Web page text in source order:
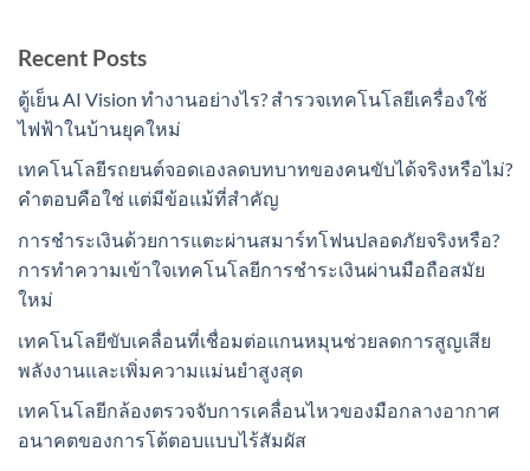
Recent Posts
ตู้เย็น AI Vision ทำงานอย่างไร? สำรวจเทคโนโลยีเครื่องใช้
ไฟฟ้าในบ้านยุคใหม่
เทคโนโลยีรถยนต์จอดเองลดบทบาทของคนขับได้จริงหรือไม่?
คำตอบคือใช่ แต่มีข้อแม้ที่สำคัญ
การชำระเงินด้วยการแตะผ่านสมาร์ทโฟนปลอดภัยจริงหรือ?
การทำความเข้าใจเทคโนโลยีการชำระเงินผ่านมือถือสมัย
ใหม่
เทคโนโลยีขับเคลื่อนที่เชื่อมต่อแกนหมุนช่วยลดการสูญเสีย
พลังงานและเพิ่มความแม่นยำสูงสุด
เทคโนโลยีกล้องตรวจจับการเคลื่อนไหวของมือกลางอากาศ
อนาคตของการโต้ตอบแบบไร้สัมผัส